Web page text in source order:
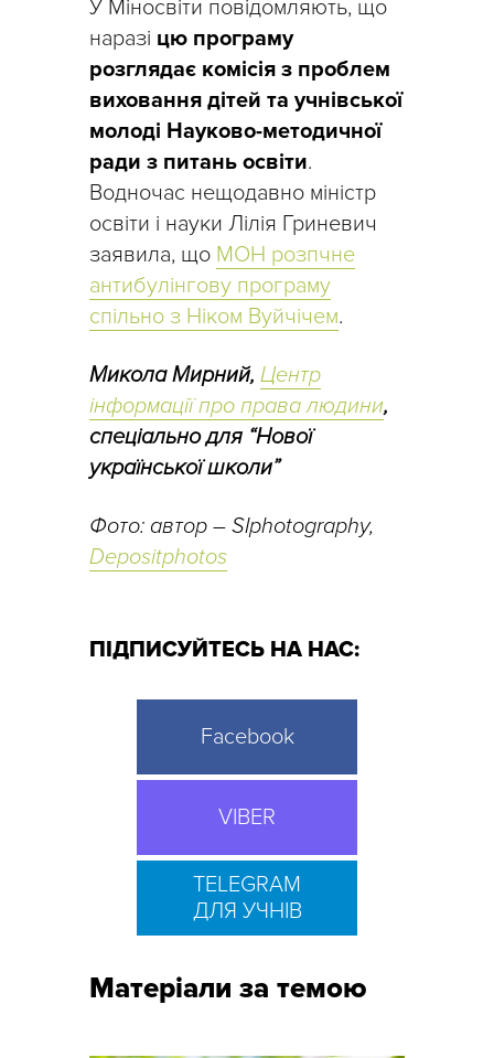
У Міносвіти повідомляють, що
наразі цю програму
розглядає комісія з проблем
виховання дітей та учнівської
молоді Науково-методичної
ради з питань освіти.
Водночас нещодавно міністр
освіти і науки Лілія Гриневич
заявила, що МОН розпчне
антибулінгову програму
спільно з Ніком Вуйчічем.
Микола Мирний, Центр
інформації про права людини,
спеціально для “Нової
української школи”
Фото: автор – SIphotography,
Depositphotos
ПІДПИСУЙТЕСЬ НА НАС:
Facebook
VIBER
TELEGRAM
ДЛЯ УЧНІВ
Матеріали за темою